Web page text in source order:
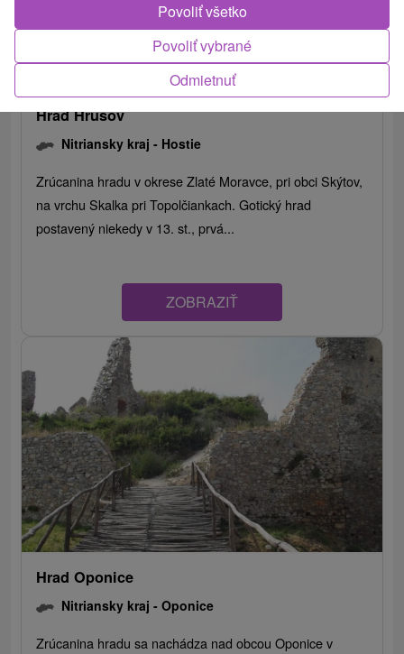
Hrad Hrušov
Nitriansky kraj - Hostie
Zrúcanina hradu v okrese Zlaté Moravce, pri obci Skýtov,
na vrchu Skalka pri Topolčiankach. Gotický hrad
postavený niekedy v 13. st., prvá...
ZOBRAZIŤ
Hrad Oponice
Nitriansky kraj -Oponice
Zrúcanina hradu sa nachádza nad obcou Oponice v
Odmietnuť
Povoliť vybrané
Povoliť všetko